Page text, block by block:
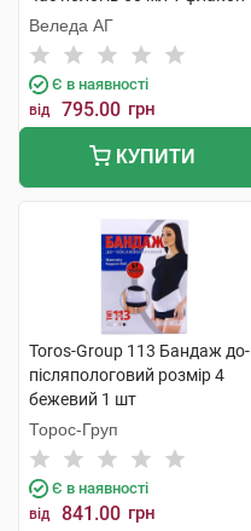
Веледа АГ
Є в наявності
від 795.00 грн
КУПИТИ
Toros-Group 113 Бандаж до-
післяпологовий розмір 4
бежевий 1 шт
Торос-Груп
Є в наявності
від 841.00 грн